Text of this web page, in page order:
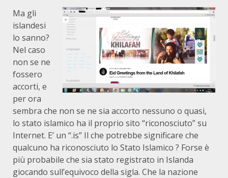
Ma gli
islandesi
lo sanno?
Nel caso
non se ne
fossero
accorti, e
per ora
sembra che non se ne sia accorto nessuno o quasi,
lo stato islamico ha il proprio sito “riconosciuto” su
Internet. E’ un “.is” Il che potrebbe significare che
qualcuno ha riconosciuto lo Stato Islamico ? Forse è
più probabile che sia stato registrato in Islanda
giocando sull’equivoco della sigla. Che la nazione